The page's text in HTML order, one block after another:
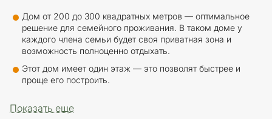
Дом от 200 до 300 квадратных метров — оптимальное
решение для семейного проживания. В таком доме у
каждого члена семьи будет своя приватная зона и
возможность полноценно отдыхать.
Этот дом имеет один этаж — это позволят быстрее и
проще его построить.
Показать еще